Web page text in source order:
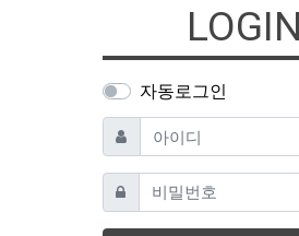
LOGIN
자동로그인
아이디 필수
비밀번호필수